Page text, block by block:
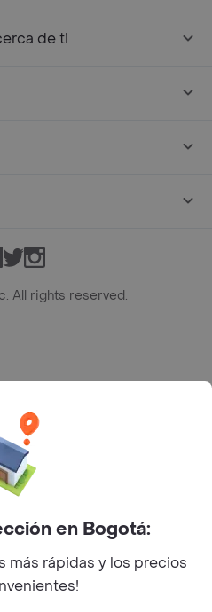
de ti
TwitterInstagram
All rights reserved.
en Bogotá:
más rápidas y los precios